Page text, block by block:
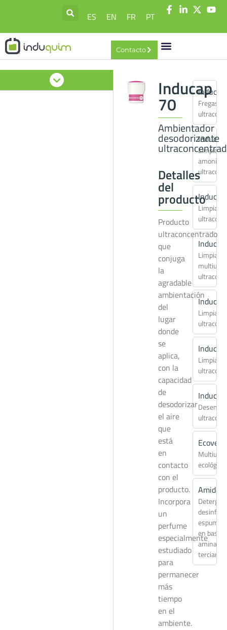
ES EN FR PT
Contacto
ecológico
Amidés
en base
aminas
terciarias
Inducap
70
Ambientador
desodorizante
Detalles
del
producto
Producto
ultraconcentrado
que
conjuga
la
agradable
ambientación
del
lugar
donde
se
aplica,
con la
capacidad
de
desodorizar
el aire
que
está
en
contacto
con el
producto.
Incorpora
un
perfume
especialmente
estudiado
para
permanecer
más
tiempo
en el
ambiente.